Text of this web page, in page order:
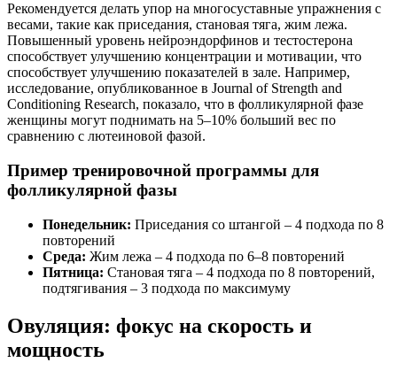
Рекомендуется делать упор на многосуставные упражнения с
весами, такие как приседания, становая тяга, жим лежа.
Повышенный уровень нейроэндорфинов и тестостерона
способствует улучшению концентрации и мотивации, что
способствует улучшению показателей в зале. Например,
исследование, опубликованное в Journal of Strength and
Conditioning Research, показало, что в фолликулярной фазе
женщины могут поднимать на 5–10% больший вес по
сравнению с лютеиновой фазой.
Пример тренировочной программы для
фолликулярной фазы
Понедельник: Приседания со штангой – 4 подхода по 8
повторений
Среда: Жим лежа – 4 подхода по 6–8 повторений
Пятница: Становая тяга – 4 подхода по 8 повторений,
подтягивания – 3 подхода по максимуму
Овуляция: фокус на скорость и
мощность